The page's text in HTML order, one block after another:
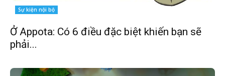
Sự kiện nội bộ
Ở Appota: Có 6 điều đặc biệt khiến bạn sẽ
phải...